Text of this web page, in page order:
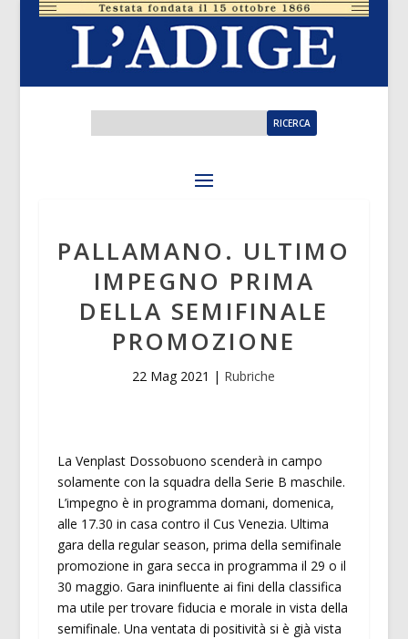
PALLAMANO. ULTIMO
IMPEGNO PRIMA
DELLA SEMIFINALE
PROMOZIONE
22 Mag 2021 | Rubriche
La Venplast Dossobuono scenderà in campo
solamente con la squadra della Serie B maschile.
L’impegno è in programma domani, domenica,
alle 17.30 in casa contro il Cus Venezia. Ultima
gara della regular season, prima della semifinale
promozione in gara secca in programma il 29 o il
30 maggio. Gara ininfluente ai fini della classifica
ma utile per trovare fiducia e morale in vista della
semifinale. Una ventata di positività si è già vista